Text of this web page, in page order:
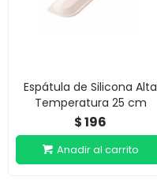
Espátula de Silicona Alta
Temperatura 25 cm
$196